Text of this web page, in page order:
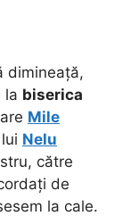
dimineață,
la biserica
Mile
Nelu
către
de
la cale.